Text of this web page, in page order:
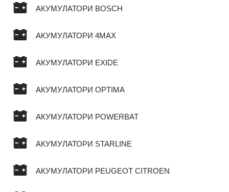
АКУМУЛАТОРИ BOSCH
АКУМУЛАТОРИ 4MAX
АКУМУЛАТОРИ EXIDE
АКУМУЛАТОРИ OPTIMA
АКУМУЛАТОРИ POWERBAT
АКУМУЛАТОРИ STARLINE
АКУМУЛАТОРИ PEUGEOT CITROEN